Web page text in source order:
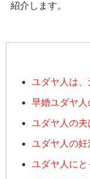
紹介します。
ユダヤ人は、
早婚ユダヤ人
ユダヤ人の夫
ユダヤ人の妊
ユダヤ人に